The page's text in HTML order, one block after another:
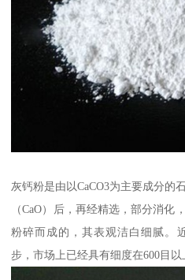
灰钙粉是由以CaCO3为主要成分的
（CaO）后，再经精选，部分消
粉碎而成的，其表观洁白细腻。
步，市场上已经具有细度在600目